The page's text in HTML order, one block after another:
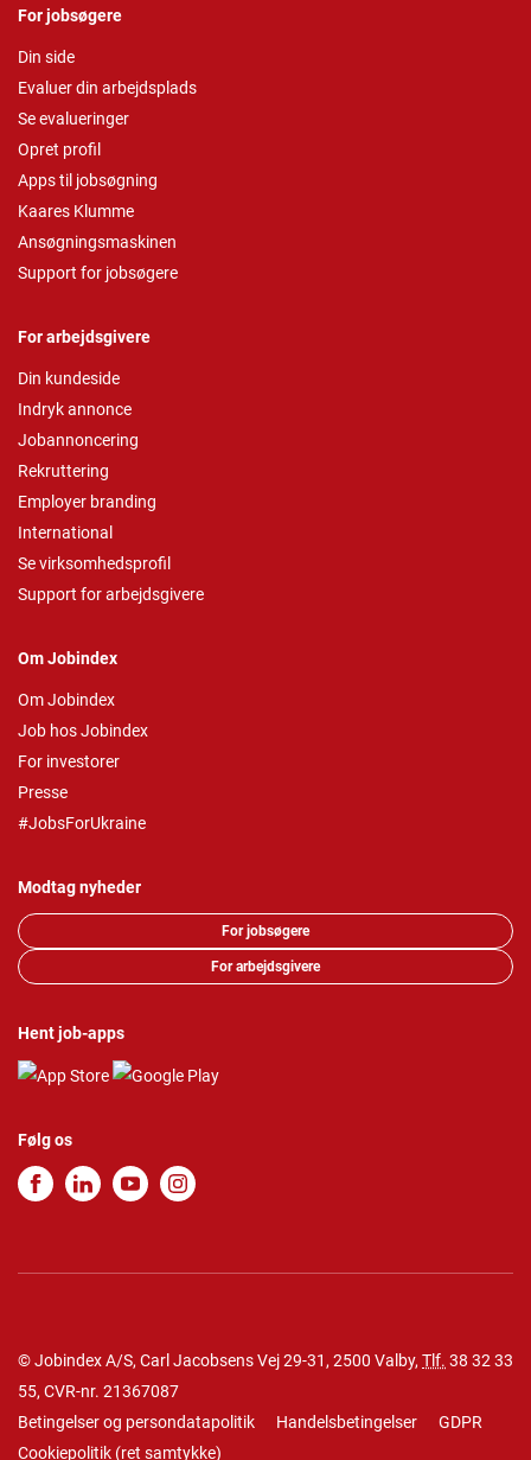
For jobsøgere
Din side
Evaluer din arbejdsplads
Se evalueringer
Opret profil
Apps til jobsøgning
Kaares Klumme
Ansøgningsmaskinen
Support for jobsøgere
For arbejdsgivere
Din kundeside
Indryk annonce
Jobannoncering
Rekruttering
Employer branding
International
Se virksomhedsprofil
Support for arbejdsgivere
Om Jobindex
Om Jobindex
Job hos Jobindex
For investorer
Presse
#JobsForUkraine
Modtag nyheder
For jobsøgere
For arbejdsgivere
Hent job-apps
Følg os
© Jobindex A/S, Carl Jacobsens Vej 29-31, 2500 Valby, Tlf. 38 32 33
55, CVR-nr. 21367087
Betingelser og persondatapolitik
Handelsbetingelser
GDPR
Cookiepolitik (ret samtykke)